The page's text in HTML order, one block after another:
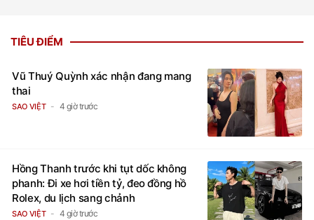
TIÊU ĐIỂM
Vũ Thuý Quỳnh xác nhận đang mang
thai
SAO VIỆT 4 giờ trước
Hồng Thanh trước khi tụt dốc không
phanh: Đi xe hơi tiền tỷ, đeo đồng hồ
Rolex, du lịch sang chảnh
SAO VIỆT 4 giờ trước